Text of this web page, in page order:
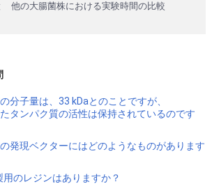
他の大腸菌株における実験時間の比較
分子量は、33 kDaとのことですが、
タンパク質の活性は保持されているのです
発現ベクターにはどのようなものがあります
のレジンはありますか？